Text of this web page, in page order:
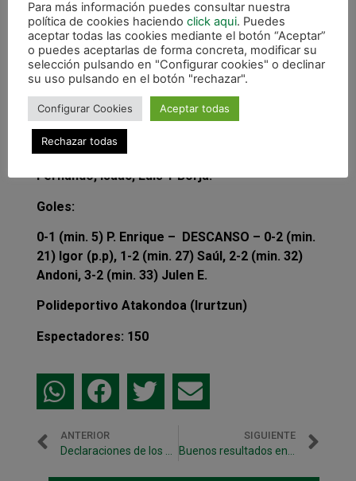
cancha.
Ficha técnica:
GURPEA-XOTA: Amezqueta, Igor, Andoni, Natxo
y Julen L. (5 inicial) Julen E., Oihan, Ivan, Saúl,
Julen M., Dani y David.
SEGORBE: Pablo, Andoni, Nicolás, Jose y Daniel
(5 inicial) P. Enrique, Jorge, Salvador,
Fernando, Isaac, Luis Y Borja.
Goles:
0-1 (min. 5) P. Enrique – DESCANSO – 0-2 (min.
21) Igor (p.p), 1-2 (min. 27) Saúl, 2-2 (min. 32)
Andoni, 3-2 (min. 33) Julen E.
Polideportivo Atakondoa (Irurtzun)
Espectadores: 150
ANTERIOR SIGUIENTE
Para más información puedes consultar nuestra
política de cookies haciendo click aqui. Puedes
aceptar todas las cookies mediante el botón “Aceptar”
o puedes aceptarlas de forma concreta, modificar su
selección pulsando en "Configurar cookies" o declinar
su uso pulsando en el botón "rechazar".
Configurar Cookies Aceptar todas
Rechazar todas